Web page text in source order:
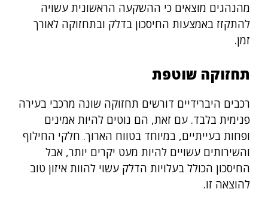
מהנהגים מוצאים כי ההשקעה הראשונית עשויה
להתקזז באמצעות החיסכון בדלק ובתחזוקה לאורך
זמן.
תחזוקה שוטפת
רכבים היברידיים דורשים תחזוקה שונה מרכבי בעירה
פנימית בלבד. עם זאת, הם נוטים להיות אמינים
ופחות בעייתיים, במיוחד בטווח הארוך. חלקי החילוף
והשירותים עשויים להיות מעט יקרים יותר, אבל
החיסכון הכולל בעלויות הדלק עשוי להוות איזון טוב
להוצאה זו.